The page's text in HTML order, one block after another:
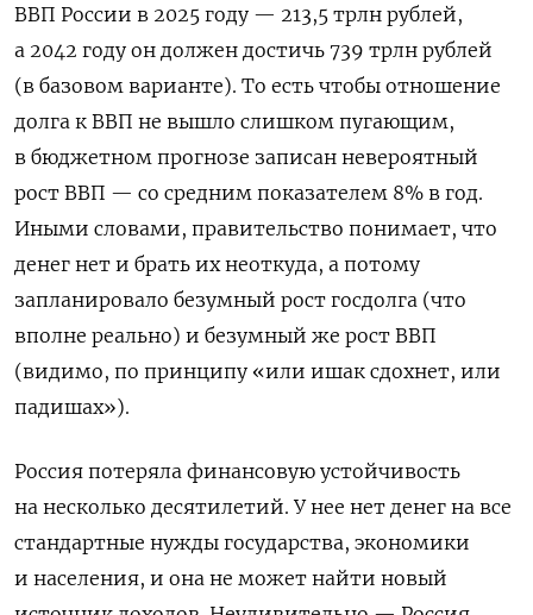
ВВП России в 2025 году — 213,5 трлн рублей,
а 2042 году он должен достичь 739 трлн рублей
(в базовом варианте). То есть чтобы отношение
долга к ВВП не вышло слишком пугающим,
в бюджетном прогнозе записан невероятный
рост ВВП — со средним показателем 8% в год.
Иными словами, правительство понимает, что
денег нет и брать их неоткуда, а потому
запланировало безумный рост госдолга (что
вполне реально) и безумный же рост ВВП
(видимо, по принципу «или ишак сдохнет, или
падишах»).
Россия потеряла финансовую устойчивость
на несколько десятилетий. У нее нет денег на все
стандартные нужды государства, экономики
и населения, и она не может найти новый